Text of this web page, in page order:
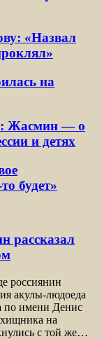
«Назвал
на
Жасмин — о
и детях
будет»
рассказал
россиянин
акулы-людоеда
по имени Денис
хищника на
с той же…